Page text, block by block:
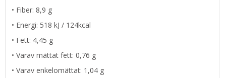
• Fiber: 8,9 g
• Energi: 518 kJ / 124kcal
• Fett: 4,45 g
• Varav mättat fett: 0,76 g
• Varav enkelomättat: 1,04 g